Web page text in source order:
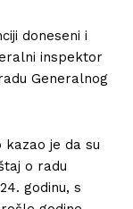
doneseni i
inspektor
Generalnog
kazao je da su
o radu
godinu, s